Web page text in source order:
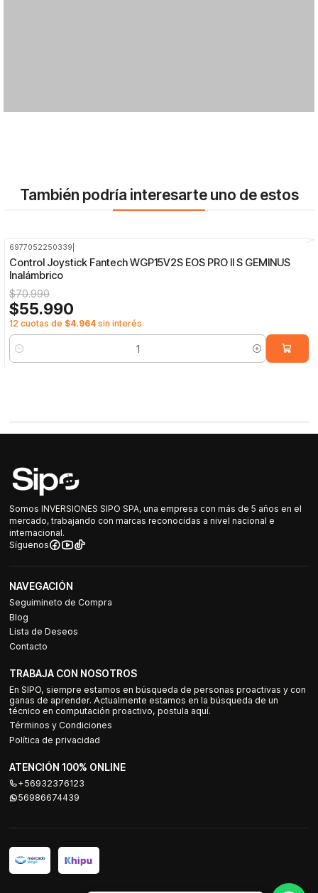
También podría interesarte uno de estos
6977052250339
Control Joystick Fantech WGP15V2S EOS PRO II S GEMINUS
Inalámbrico
$70.990
$55.990
12 cuotas de $4.964 sin interés
Cantidad
Somos INVERSIONES SIPO SPA, una empresa con más de 5 años en el
mercado, trabajando con marcas reconocidas a nivel nacional e
internacional.
Síguenos
NAVEGACIÓN
Seguimineto de Compra
Blog
Lista de Deseos
Contacto
TRABAJA CON NOSOTROS
En SIPO, siempre estamos en búsqueda de personas proactivas y con
ganas de aprender. Actualmente estamos en la búsqueda de un
técnico en computación proactivo, postula aquí.
Términos y Condiciones
Política de privacidad
ATENCIÓN 100% ONLINE
+56932376123
56986674439